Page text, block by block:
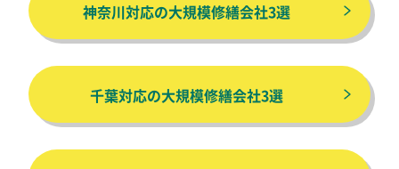
神奈川対応の大規模修繕会社3選
千葉対応の大規模修繕会社3選